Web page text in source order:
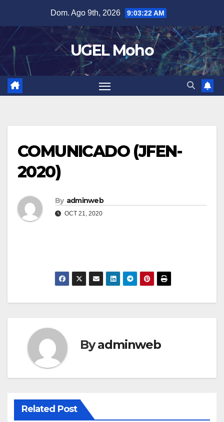
content
Dom. Ago 9th, 2026 9:03:23 AM
UGEL Moho
COMUNICADO (JFEN-
2020)
By adminweb
OCT 21, 2020
Byadminweb
Related Post